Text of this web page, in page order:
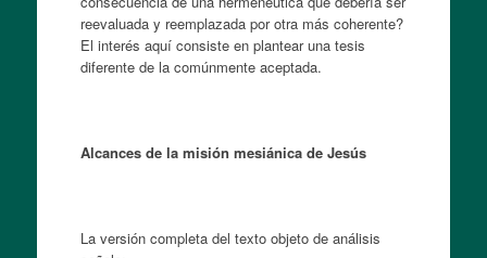
reevaluada y reemplazada por otra más coherente?
El interés aquí consiste en plantear una tesis
diferente de la comúnmente aceptada.
Alcances de la misión mesiánica de Jesús
La versión completa del texto objeto de análisis